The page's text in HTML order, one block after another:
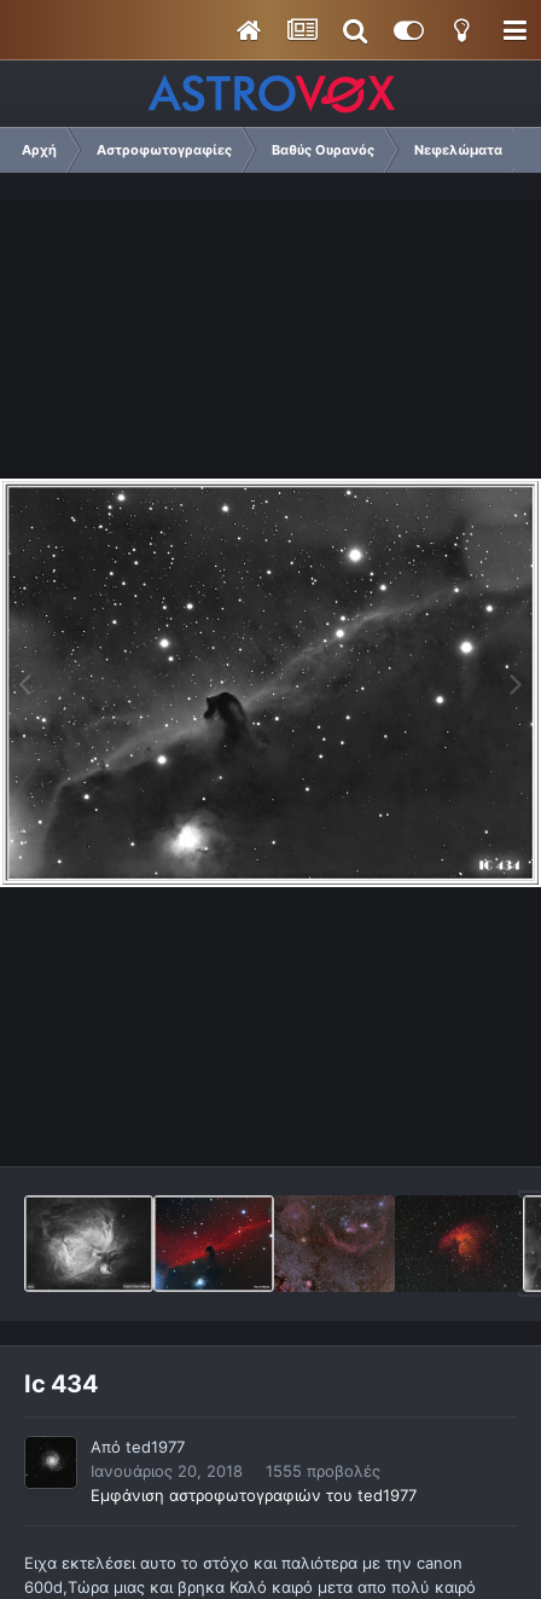
Αρχή Αστροφωτογραφίες Βαθύς Ουρανός Νεφελώματα
Ic 434
Από ted1977
Ιανουάριος 20, 2018
1555 προβολές
Εμφάνιση αστροφωτογραφιών του ted1977
Ειχα εκτελέσει αυτο το στόχο και παλιότερα με την canon
600d,Τώρα μιας και βρηκα Καλό καιρό μετα απο πολύ καιρό